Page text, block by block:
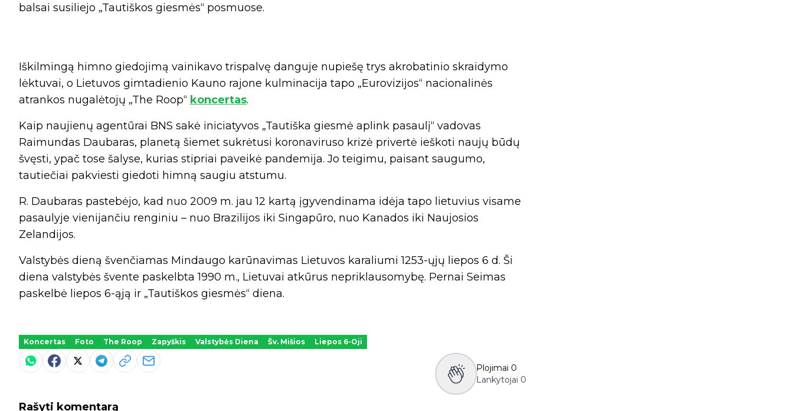
balsai susiliejo „Tautiškos giesmės“ posmuose.
Iškilmingą himno giedojimą vainikavo trispalvę danguje nupiešę trys akrobatinio skraidymo
lėktuvai, o Lietuvos gimtadienio Kauno rajone kulminacija tapo „Eurovizijos“ nacionalinės
atrankos nugalėtojų „The Roop“ koncertas.
Kaip naujienų agentūrai BNS sakė iniciatyvos „Tautiška giesmė aplink pasaulį“ vadovas
Raimundas Daubaras, planetą šiemet sukrėtusi koronaviruso krizė privertė ieškoti naujų būdų
švęsti, ypač tose šalyse, kurias stipriai paveikė pandemija. Jo teigimu, paisant saugumo,
tautiečiai pakviesti giedoti himną saugiu atstumu.
R. Daubaras pastebėjo, kad nuo 2009 m. jau 12 kartą įgyvendinama idėja tapo lietuvius visame
pasaulyje vienijančiu renginiu – nuo Brazilijos iki Singapūro, nuo Kanados iki Naujosios
Zelandijos.
Valstybės dieną švenčiamas Mindaugo karūnavimas Lietuvos karaliumi 1253-ųjų liepos 6 d. Ši
diena valstybės švente paskelbta 1990 m., Lietuvai atkūrus nepriklausomybę. Pernai Seimas
paskelbė liepos 6-ąją ir „Tautiškos giesmės“ diena.
Koncertas Foto The Roop Zapyškis Valstybės Diena Šv. Mišios Liepos 6-Oji
Plojimai 0
Lankytojai 0
Rašyti komentarą